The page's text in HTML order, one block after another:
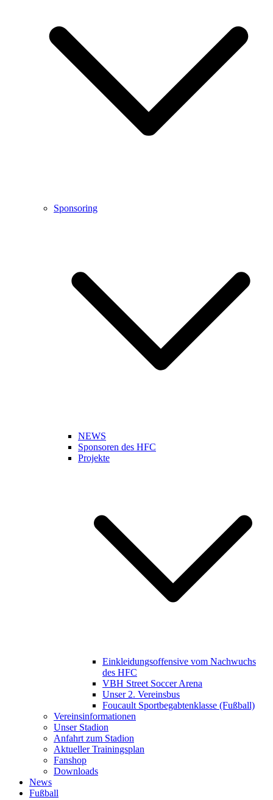
Sponsoring
NEWS
Sponsoren des HFC
Projekte
Einkleidungsoffensive vom Nachwuchs
des HFC
VBH Street Soccer Arena
Unser 2. Vereinsbus
Foucault Sportbegabtenklasse (Fußball)
Vereinsinformationen
Unser Stadion
Anfahrt zum Stadion
Aktueller Trainingsplan
Fanshop
Downloads
News
Fußball